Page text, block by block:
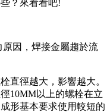
？來看看吧!
因，焊接金屬趨於流
直徑越大，影響越大。
10MM以上的螺栓在立
形基本要求使用較短的